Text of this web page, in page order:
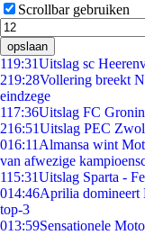
Scrollbar gebruiken
opslaan
119:31Uitslag sc
219:28Vollering breekt
eindzege
117:36Uitslag FC
216:51Uitslag PEC
016:11 Almansa wint
van afwezige
115:31Uitslag Sparta -
014:46Aprilia domineert
top-3
013:59Sensationele